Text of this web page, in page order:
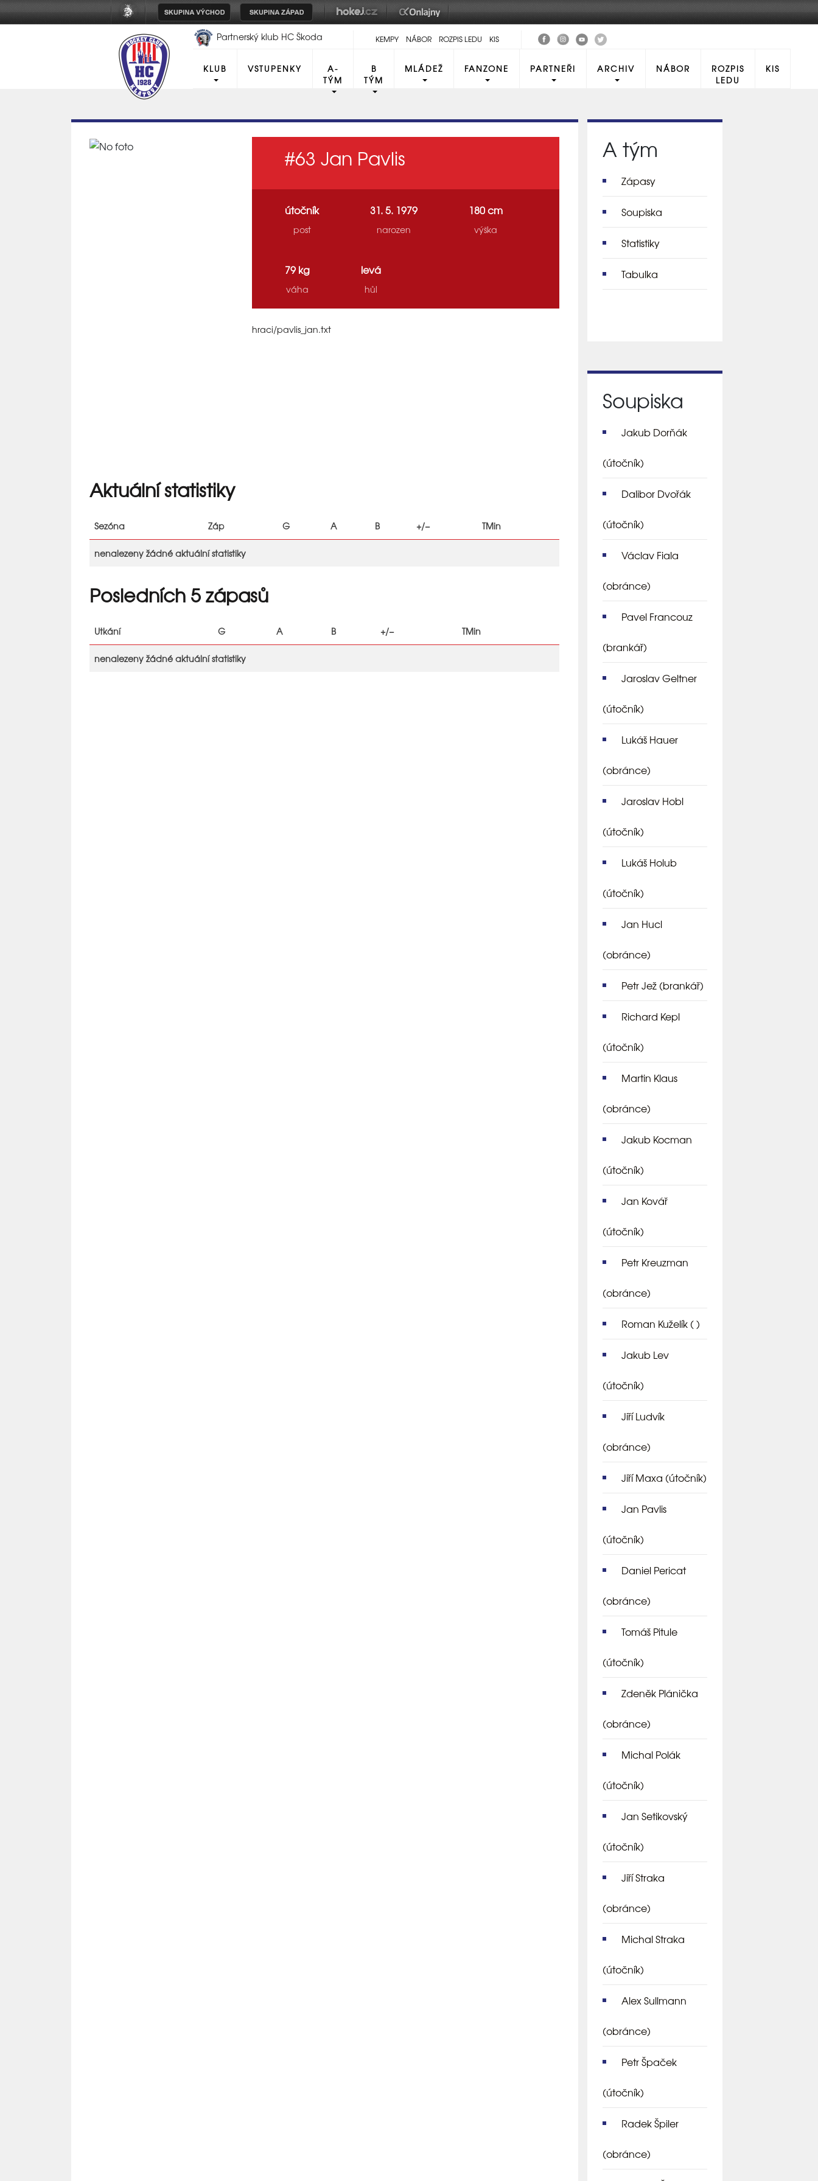
Partnerský klub HC Škoda
KEMPY NÁBOR ROZPIS LEDU KIS
KLUB VSTUPENKY
A-
TÝM
B
TÝM
MLÁDEŽ FANZONE PARTNEŘI ARCHIV NÁBOR
ROZPIS
LEDU
KIS
#63 Jan Pavlis
útočník
post
31. 5. 1979
narozen
180 cm
výška
79 kg
váha
levá
hůl
hraci/pavlis_jan.txt
Aktuální statistiky
Sezóna Záp G A B +/− TMin
nenalezeny žádné aktuální statistiky
Posledních 5 zápasů
Utkání G A B +/− TMin
nenalezeny žádné aktuální statistiky
A tým
Zápasy
Soupiska
Statistiky
Tabulka
Soupiska
Jakub Dorňák
(útočník)
Dalibor Dvořák
(útočník)
Václav Fiala
(obránce)
Pavel Francouz
(brankář)
Jaroslav Geltner
(útočník)
Lukáš Hauer
(obránce)
Jaroslav Hobl
(útočník)
Lukáš Holub
(útočník)
Jan Hucl
(obránce)
Petr Jež (brankář)
Richard Kepl
(útočník)
Martin Klaus
(obránce)
Jakub Kocman
(útočník)
Jan Kovář
(útočník)
Petr Kreuzman
(obránce)
Roman Kuželík ( )
Jakub Lev
(útočník)
Jiří Ludvík
(obránce)
Jiří Maxa (útočník)
Jan Pavlis
(útočník)
Daniel Pericat
(obránce)
Tomáš Pitule
(útočník)
Zdeněk Plánička
(obránce)
Michal Polák
(útočník)
Jan Setikovský
(útočník)
Jiří Straka
(obránce)
Michal Straka
(útočník)
Alex Sullmann
(obránce)
Petr Špaček
(útočník)
Radek Špiler
(obránce)